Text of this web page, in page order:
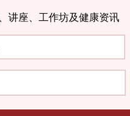
讲座、工作坊及健康资讯